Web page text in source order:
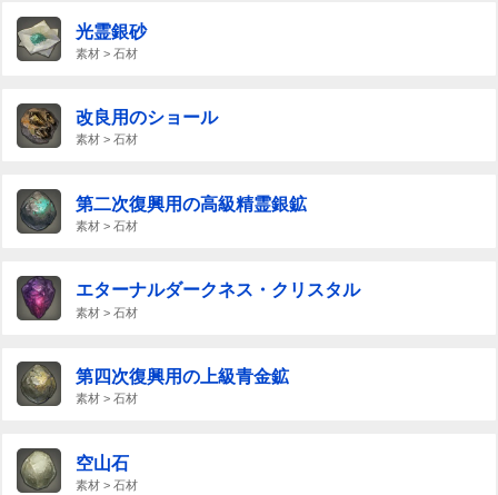
光霊銀砂
素材 > 石材
改良用のショール
素材 > 石材
第二次復興用の高級精霊銀鉱
素材 > 石材
エターナルダークネス・クリスタル
素材 > 石材
第四次復興用の上級青金鉱
素材 > 石材
空山石
素材 > 石材